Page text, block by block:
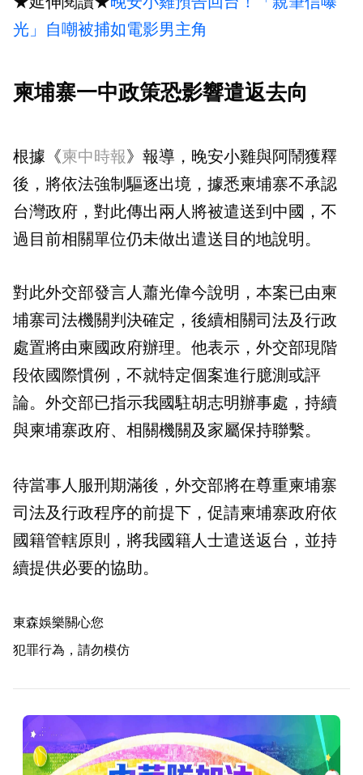
光」自嘲被捕如電影男主角
柬埔寨一中政策恐影響遣返去向
根據《柬中時報》報導，晚安小雞與阿鬧獲釋
後，將依法強制驅逐出境，據悉柬埔寨不承認
台灣政府，對此傳出兩人將被遣送到中國，不
過目前相關單位仍未做出遣送目的地說明。
對此外交部發言人蕭光偉今說明，本案已由柬
埔寨司法機關判決確定，後續相關司法及行政
處置將由柬國政府辦理。他表示，外交部現階
段依國際慣例，不就特定個案進行臆測或評
論。外交部已指示我國駐胡志明辦事處，持續
與柬埔寨政府、相關機關及家屬保持聯繫。
待當事人服刑期滿後，外交部將在尊重柬埔寨
司法及行政程序的前提下，促請柬埔寨政府依
國籍管轄原則，將我國籍人士遣送返台，並持
續提供必要的協助。
東森娛樂關心您
犯罪行為，請勿模仿